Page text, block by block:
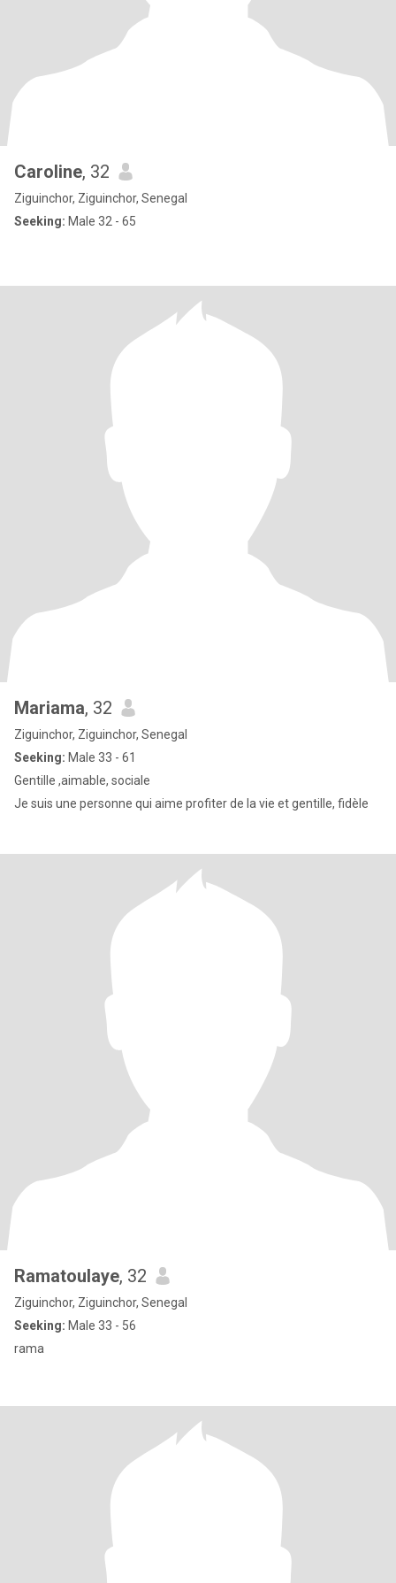
Caroline, 32
Ziguinchor, Ziguinchor, Senegal
Seeking: Male 32 - 65
Mariama, 32
Ziguinchor, Ziguinchor, Senegal
Seeking: Male 33 - 61
Gentille ,aimable, sociale
Je suis une personne qui aime profiter de la vie et gentille, fidèle
Ramatoulaye, 32
Ziguinchor, Ziguinchor, Senegal
Seeking: Male 33 - 56
rama